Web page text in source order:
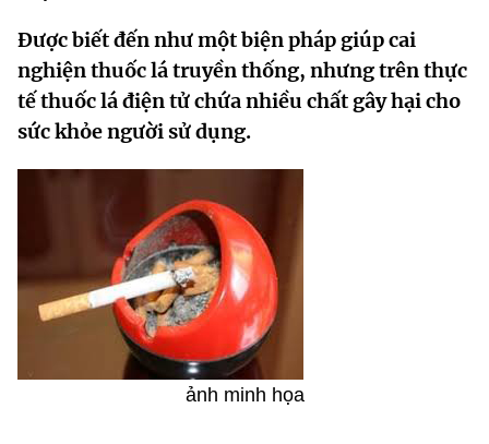
Giới thiệu
Chức năng nhiệm vụ
Cơ cấu tổ chức
Lịch sử phát triển
Sở Khoa học và Công nghệ
Tin tức sự kiện
Khoa học và Công nghệ
Đổi mới sáng tạo
Chuyển đổi số
Bưu chính, Viễn thông
Sở hữu trí tuệ
Dịch vụ công
Văn bản QPPL
Văn bản chỉ đạo điều hành
Lấy ý kiến người dân về dự thảo VBQPPL
MST IOFFICE
THỐNG KÊ
Khoa học và Công nghệ
Được biết đến như một biện pháp giúp cai
nghiện thuốc lá truyền thống, nhưng trên thực
tế thuốc lá điện tử chứa nhiều chất gây hại cho
sức khỏe người sử dụng.
ảnh minh họa